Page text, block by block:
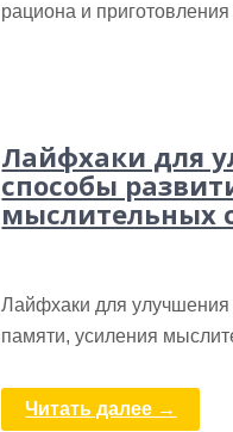
рациона и
Лайфхаки для
способы
мыслительных
Лайфхаки для улучшения
памяти, усиления
Читать далее →